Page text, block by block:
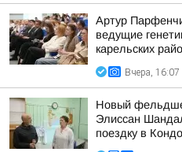
Артур
ведущие
карельских
Вчера, 16:07
Новый
Элиссан
поездку в